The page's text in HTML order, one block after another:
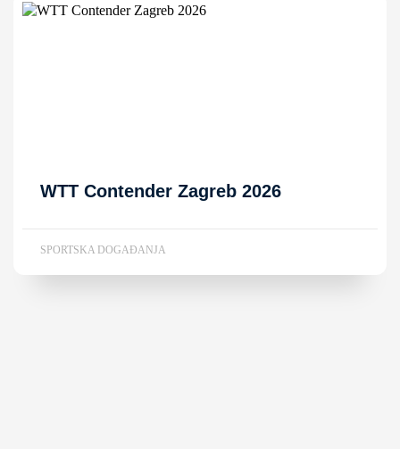
WTT Contender Zagreb 2026
SPORTSKA DOGAĐANJA